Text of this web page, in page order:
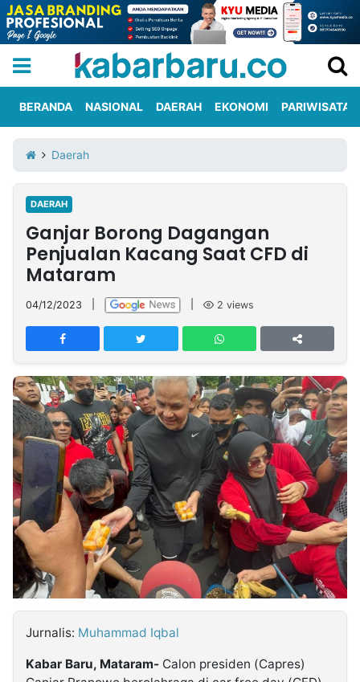
Iklan
Berita
Kami
Nasional
International
Olahraga
Entertainment
Daerah
Pariwisata
Kuliner
Kolom
Network
PT
TREETAN
INDONESIA
Partner
Insight
NTB
Suara
Time
Lens
IDN
Daily
Jogja
Jalan
Rakyat
Idealita
News
Kita
Notice
Radar
Baru
Seedbacklink
Follow
Kabarbaru
BERANDA NASIONAL DAERAH EKONOMI PARIWISATA
Daerah
DAERAH
Ganjar Borong Dagangan
Penjualan Kacang Saat CFD di
Mataram
04/12/2023 2 views
Jurnalis: Muhammad Iqbal
Kabar Baru, Mataram- Calon presiden (Capres)